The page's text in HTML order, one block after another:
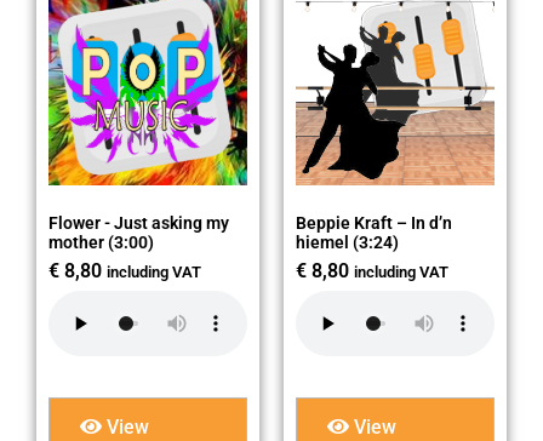
Flower - Just asking my
mother (3:00)
€ 8,80 including VAT
View
Beppie Kraft – In d’n
hiemel (3:24)
€ 8,80 including VAT
View